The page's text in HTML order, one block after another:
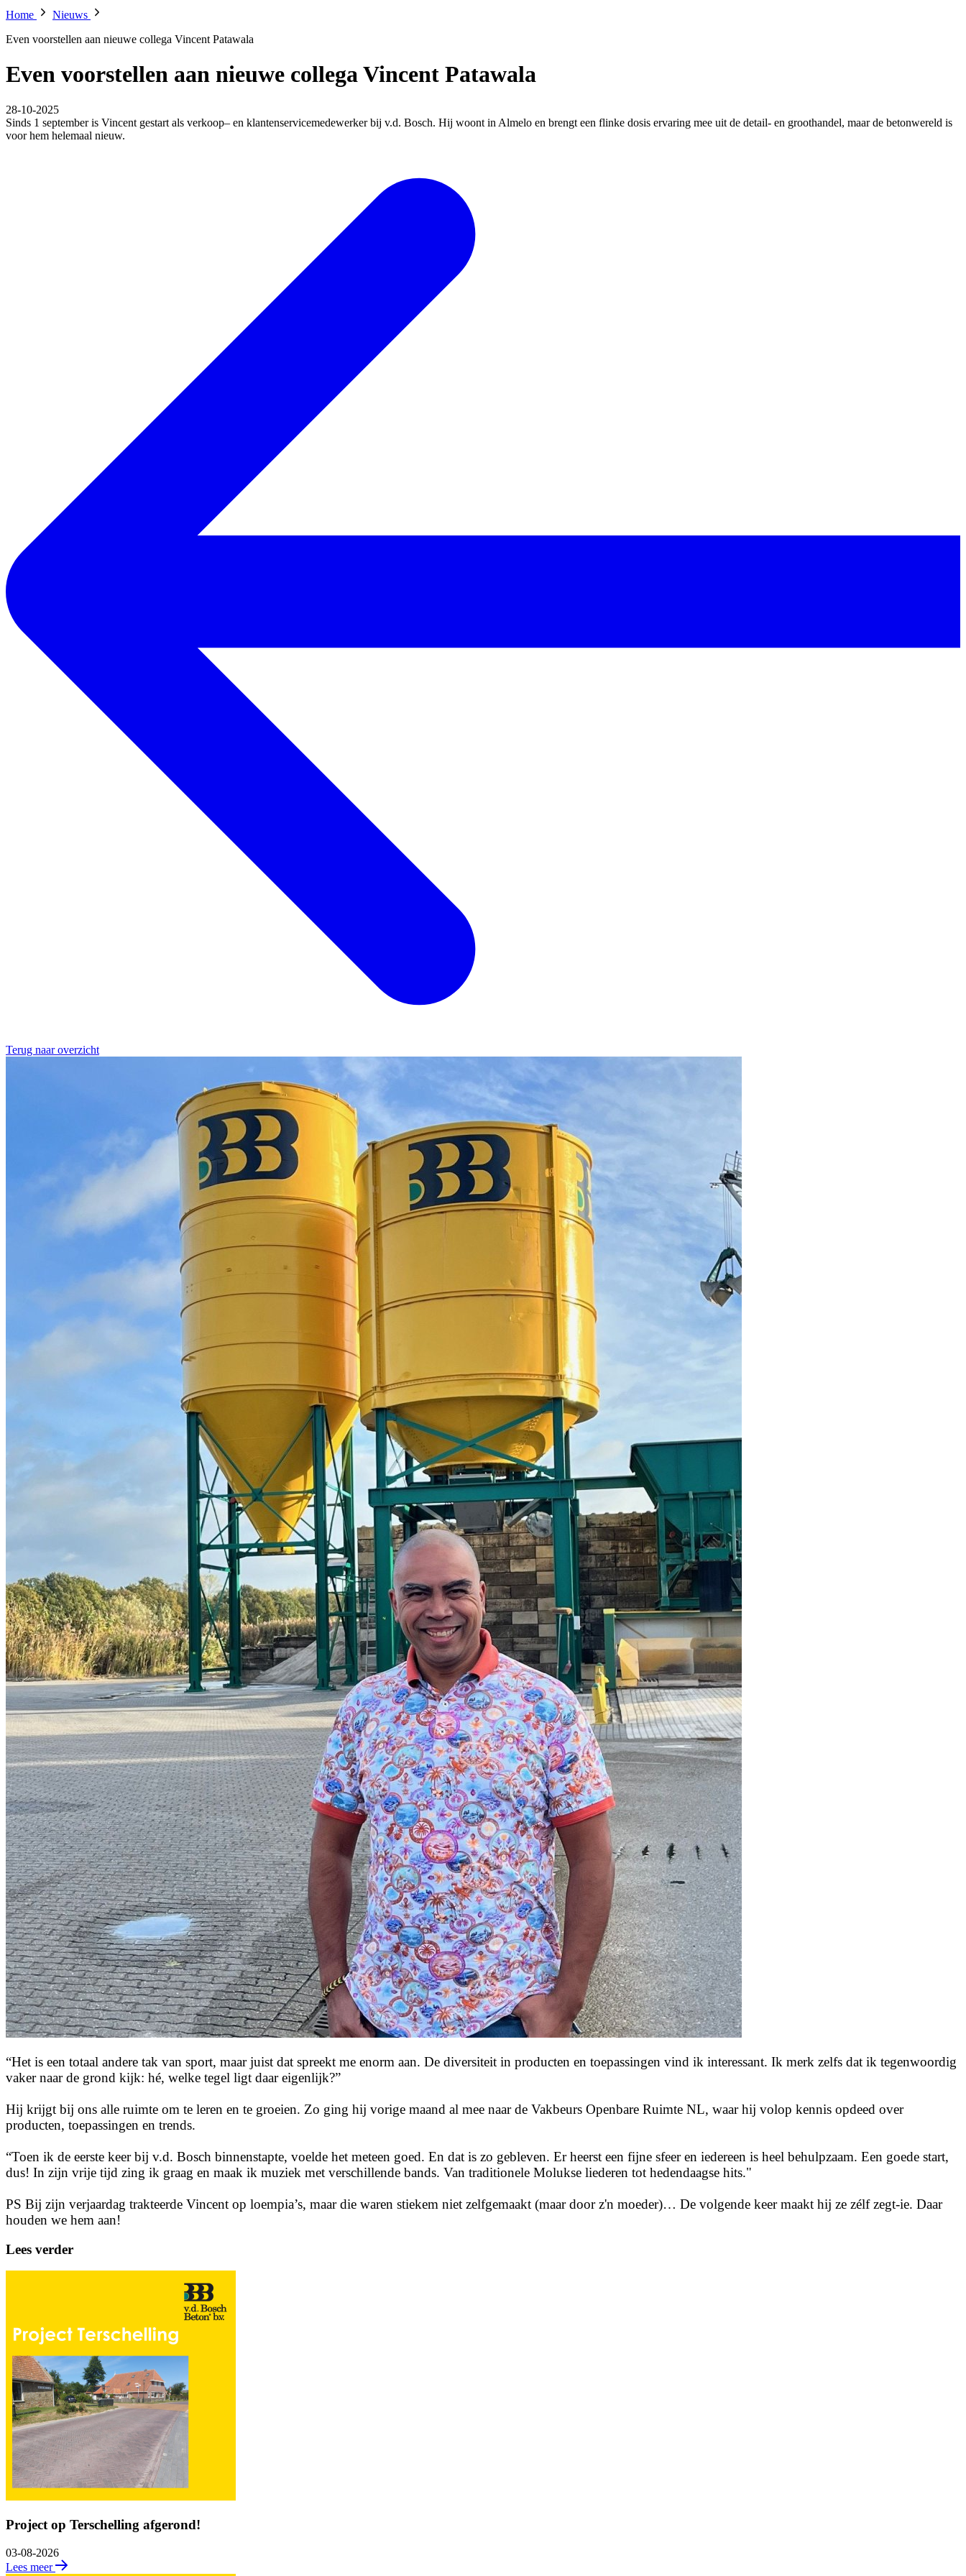
Home
Nieuws
Even voorstellen aan nieuwe collega Vincent Patawala
Even voorstellen aan nieuwe collega Vincent Patawala
28-10-2025
Sinds 1 september is Vincent gestart als verkoop– en klantenservicemedewerker bij v.d. Bosch. Hij woont in Almelo en brengt een flinke dosis ervaring mee uit de detail- en groothandel, maar de betonwereld is
voor hem helemaal nieuw.
Terug naar overzicht
“Het is een totaal andere tak van sport, maar juist dat spreekt me enorm aan. De diversiteit in producten en toepassingen vind ik interessant. Ik merk zelfs dat ik tegenwoordig
vaker naar de grond kijk: hé, welke tegel ligt daar eigenlijk?”
Hij krijgt bij ons alle ruimte om te leren en te groeien. Zo ging hij vorige maand al mee naar de Vakbeurs Openbare Ruimte NL, waar hij volop kennis opdeed over
producten, toepassingen en trends.
“Toen ik de eerste keer bij v.d. Bosch binnenstapte, voelde het meteen goed. En dat is zo gebleven. Er heerst een fijne sfeer en iedereen is heel behulpzaam. Een goede start,
dus! In zijn vrije tijd zing ik graag en maak ik muziek met verschillende bands. Van traditionele Molukse liederen tot hedendaagse hits."
PS Bij zijn verjaardag trakteerde Vincent op loempia’s, maar die waren stiekem niet zelfgemaakt (maar door z'n moeder)… De volgende keer maakt hij ze zélf zegt-ie. Daar
houden we hem aan!
Lees verder
Project op Terschelling afgerond!
03-08-2026
Lees meer